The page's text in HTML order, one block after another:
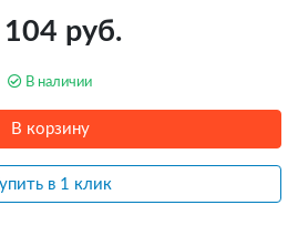
руб.
В наличии
В корзину
в 1 клик